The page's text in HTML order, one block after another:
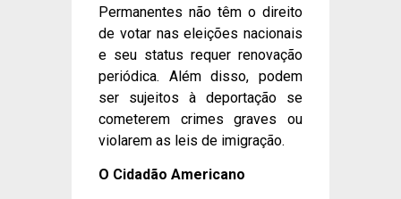
Permanentes não têm o direito
de votar nas eleições nacionais
e seu status requer renovação
periódica. Além disso, podem
ser sujeitos à deportação se
cometerem crimes graves ou
violarem as leis de imigração.
O Cidadão Americano